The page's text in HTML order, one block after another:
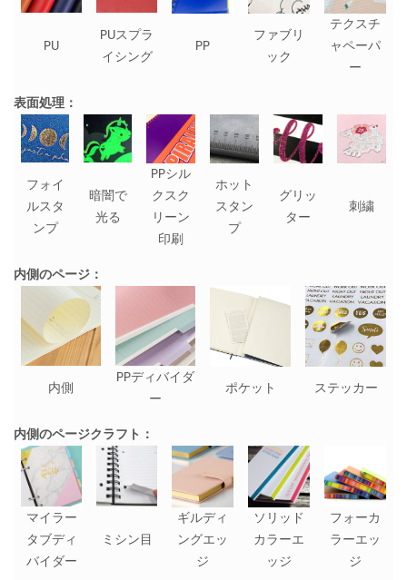
PU
PUスプラ
イシング
PP
ファブリ
ック
テクスチ
ャペーパ
ー
表面処理：
フォイ
ルスタ
ンプ
暗闇で
光る
PPシル
クスク
リーン
印刷
ホット
スタン
プ
グリッ
ター
刺繍
内側のページ：
内側
PPディバイダ
ー
ポケット ステッカー
内側のページクラフト：
マイラー
タブディ
バイダー
ミシン目
ギルディ
ングエッ
ジ
ソリッド
カラーエ
ッジ
フォーカ
ラーエッ
ジ